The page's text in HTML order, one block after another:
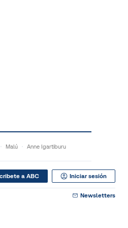
Malú Anne Igartiburu
a ABC Iniciar sesión
Newsletters